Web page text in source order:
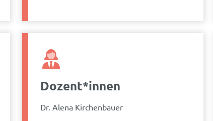
Dozent*innen
Dr. Alena Kirchenbauer